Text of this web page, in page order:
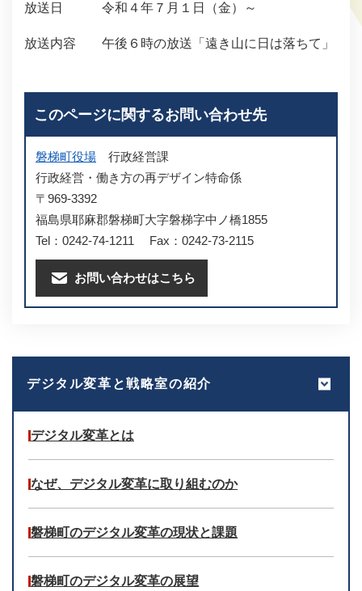
放送日 令和４年７月１日（金）～
放送内容 午後６時の放送「遠き山に日は落ちて」
このページに関するお問い合わせ先
磐梯町役場
行政経営課
行政経営・働き方の再デザイン特命係
〒969-3392
福島県耶麻郡磐梯町大字磐梯字中ノ橋1855
Tel：0242-74-1211
Fax：0242-73-2115
お問い合わせはこちら
デジタル変革と戦略室の紹介
デジタル変革とは
なぜ、デジタル変革に取り組むのか
磐梯町のデジタル変革の現状と課題
磐梯町のデジタル変革の展望